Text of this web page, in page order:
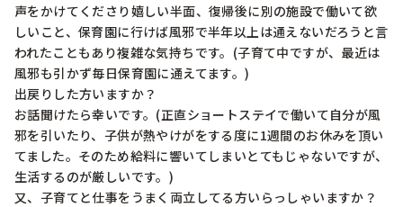
声をかけてくださり嬉しい半面、復帰後に別の施設で働いて欲
しいこと、保育園に行けば風邪で半年以上は通えないだろうと言
われたこともあり複雑な気持ちです。(子育て中ですが、最近は
風邪も引かず毎日保育園に通えてます。)
出戻りした方いますか？
お話聞けたら幸いです。(正直ショートステイで働いて自分が風
邪を引いたり、子供が熱やけがをする度に1週間のお休みを頂い
てました。そのため給料に響いてしまいとてもじゃないですが、
生活するのが厳しいです。)
又、子育てと仕事をうまく両立してる方いらっしゃいますか？